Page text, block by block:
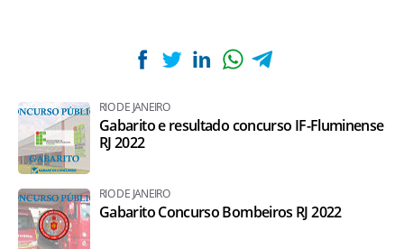
RIO DE JANEIRO
Gabarito e resultado concurso IF-Fluminense
RJ 2022
RIO DE JANEIRO
Gabarito Concurso Bombeiros RJ 2022